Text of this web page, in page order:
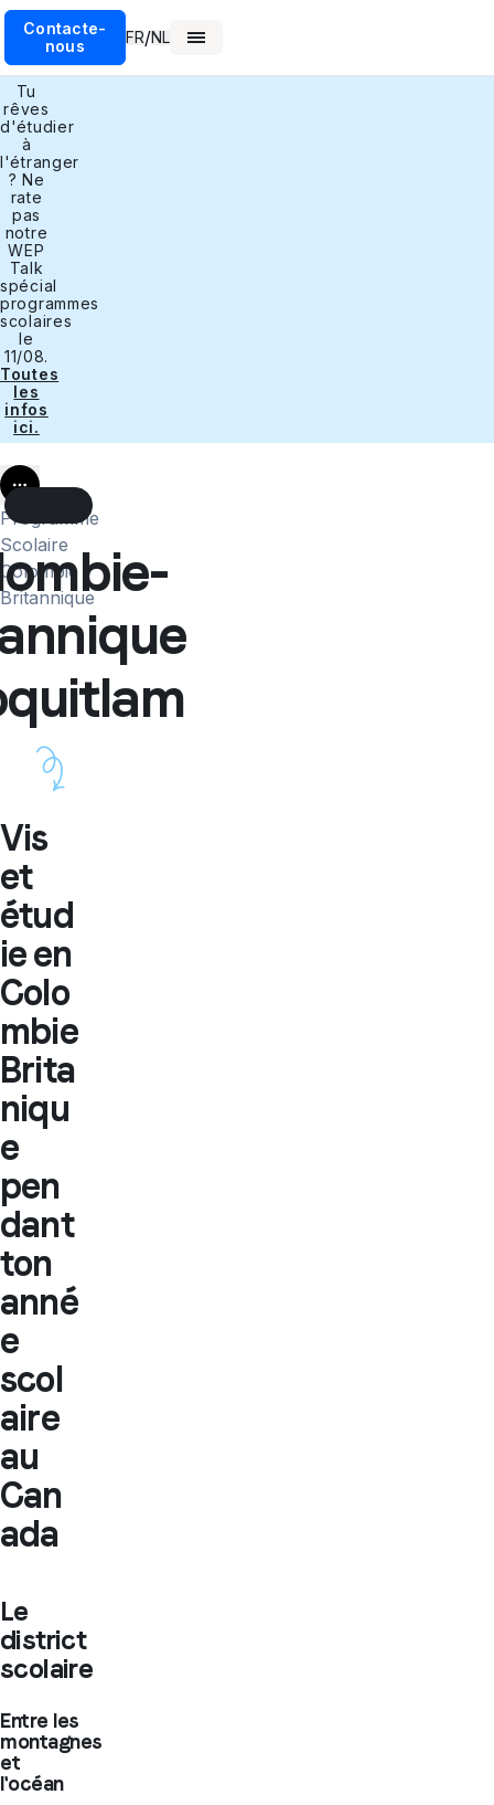
Contacte-
nous
FR/NL
Tu
rêves
d'étudier
à
l'étranger
? Ne
rate
pas
notre
WEP
Talk
spécial
programmes
scolaires
le
11/08.
Toutes
les
infos
ici.
Programme
Scolaire
Colombie
Britannique
...
Vis
et
étud
ie en
Colo
mbie
Brita
niqu
e
pen
dant
ton
anné
e
scol
aire
au
Can
ada
Le
district
scolaire
Entre les
montagnes
et
l'océan